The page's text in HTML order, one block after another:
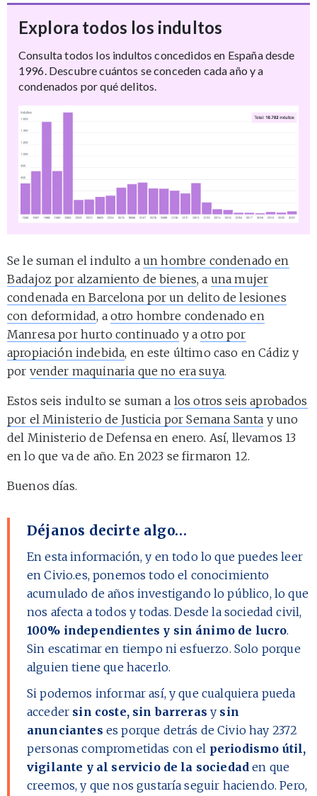
Explora todos los indultos
Consulta todos los indultos concedidos en España desde
1996. Descubre cuántos se conceden cada año y a
condenados por qué delitos.
Se le suman el indulto aun hombre condenado en
Badajoz por alzamiento de bienes, a una mujer
condenada en Barcelona por un delito de lesiones
con deformidad, a otro hombre condenado en
Manresa por hurto continuado y aotro por
apropiación indebida, en este último caso en Cádiz y
por vender maquinaria que no era suya.
Estos seis indulto se suman a los otros seis aprobados
por el Ministerio de Justicia por Semana Santa y uno
del Ministerio de Defensa en enero. Así, llevamos 13
en lo que va de año. En 2023 se firmaron 12.
Buenos días.
Déjanos decirte algo…
En esta información, y en todo lo que puedes leer
en Civio.es, ponemos todo el conocimiento
acumulado de años investigando lo público, lo que
nos afecta a todos y todas. Desde la sociedad civil,
100% independientes y sin ánimo de lucro.
Sin escatimar en tiempo ni esfuerzo. Solo porque
alguien tiene que hacerlo.
Si podemos informar así, y que cualquiera pueda
acceder sin coste, sin barreras y sin
anunciantes es porque detrás de Civio hay 2372
personas comprometidas con el periodismo útil,
vigilante y al servicio de la sociedad en que
creemos, y que nos gustaría seguir haciendo. Pero,